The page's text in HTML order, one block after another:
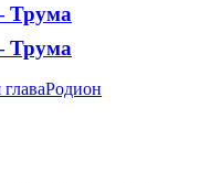
Трума
Трума
Родион